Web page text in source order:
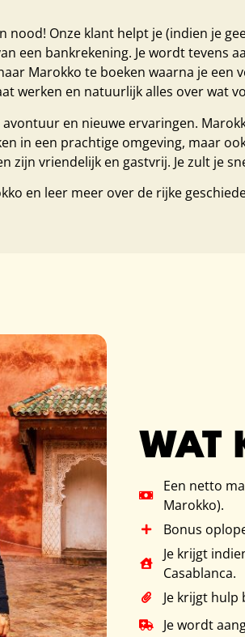
nood! Onze klant helpt je (indien je
een bankrekening. Je wordt tevens
Marokko te boeken waarna je
werken en natuurlijk alles over wat
en nieuwe ervaringen.
in een prachtige omgeving, maar
zijn vriendelijk en gastvrij. Je zult je
en leer meer over de rijke
WAT
Een netto
Marokko).
Bonus
Je krijgt
Casablanca.
Je krijgt
Je wordt